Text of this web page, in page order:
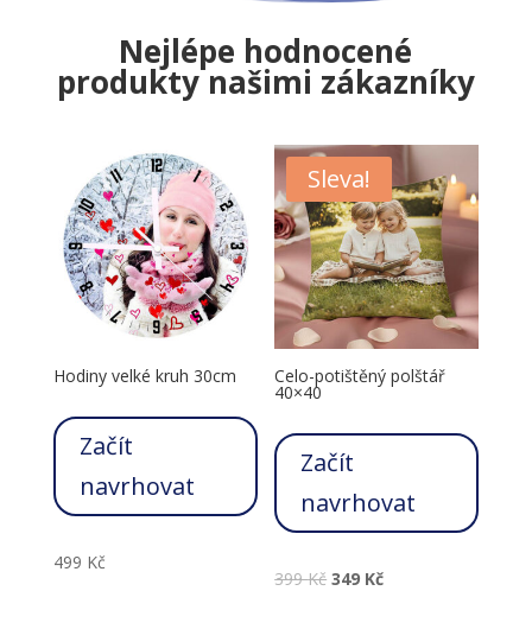
Nejlépe hodnocené
produkty našimi zákazníky
Hodiny velké kruh 30cm
Začít
navrhovat
499 Kč
Sleva!
Celo-potištěný polštář
40×40
Začít
navrhovat
399Kč 349 Kč